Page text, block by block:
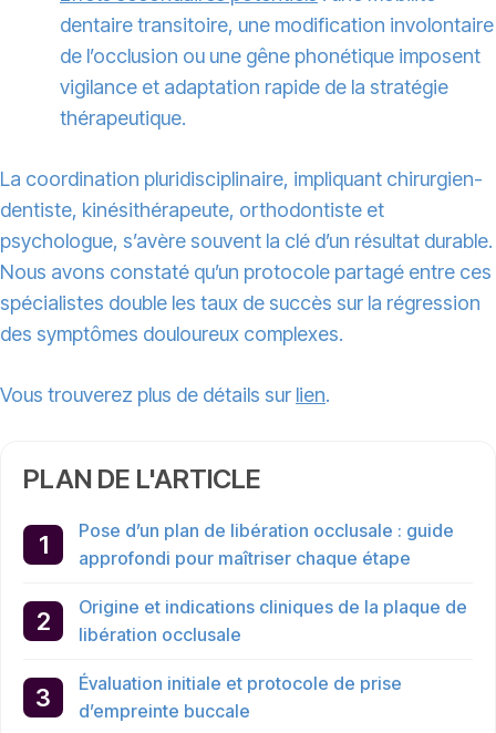
dentaire transitoire, une modification involontaire
de l’occlusion ou une gêne phonétique imposent
vigilance et adaptation rapide de la stratégie
thérapeutique.
La coordination pluridisciplinaire, impliquant chirurgien-
dentiste, kinésithérapeute, orthodontiste et
psychologue, s’avère souvent la clé d’un résultat durable.
Nous avons constaté qu’un protocole partagé entre ces
spécialistes double les taux de succès sur la régression
des symptômes douloureux complexes.
Vous trouverez plus de détails sur lien.
PLAN DE L'ARTICLE
Pose d’un plan de libération occlusale : guide
approfondi pour maîtriser chaque étape
Origine et indications cliniques de la plaque de
libération occlusale
Évaluation initiale et protocole de prise
d’empreinte buccale